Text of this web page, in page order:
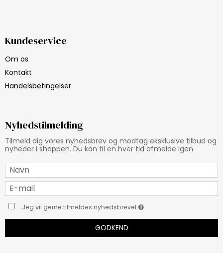
Kundeservice
Om os
Kontakt
Handelsbetingelser
Nyhedstilmelding
Tilmeld dig vores nyhedsbrev og modtag eksklusive tilbud og
nyheder i shoppen. Du kan til en hver tid afmelde igen.
Jeg vil gerne tilmeldes nyhedsbrevet
GODKEND